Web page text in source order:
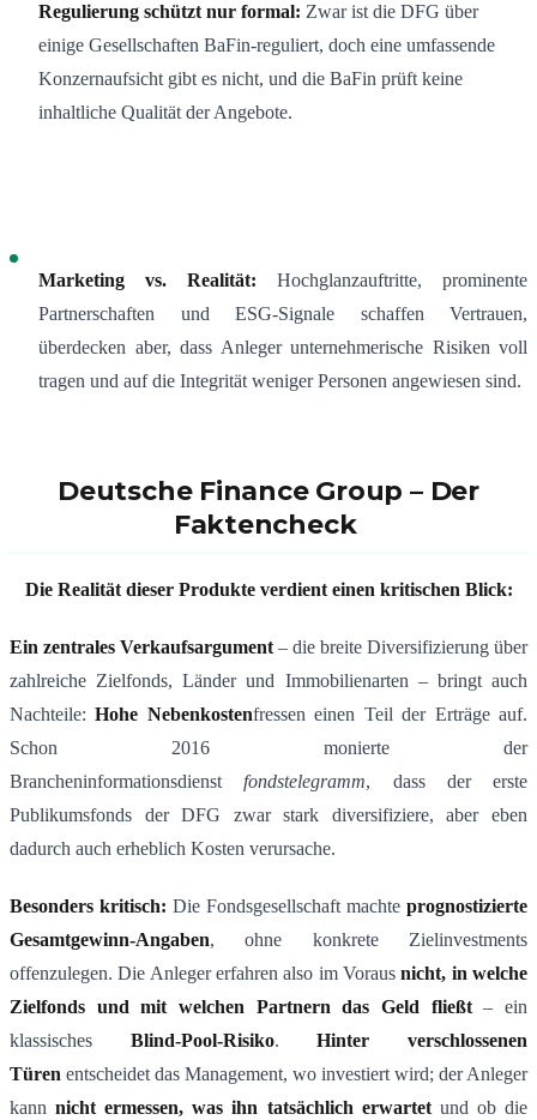
Regulierung schützt nur formal: Zwar ist die DFG über
einige Gesellschaften BaFin-reguliert, doch eine umfassende
Konzernaufsicht gibt es nicht, und die BaFin prüft keine
inhaltliche Qualität der Angebote.
Marketing vs. Realität: Hochglanzauftritte, prominente
Partnerschaften und ESG-Signale schaffen Vertrauen,
überdecken aber, dass Anleger unternehmerische Risiken voll
tragen und auf die Integrität weniger Personen angewiesen sind.
Deutsche Finance Group – Der
Faktencheck
Die Realität dieser Produkte verdient einen kritischen Blick:
Ein zentrales Verkaufsargument – die breite Diversifizierung über
zahlreiche Zielfonds, Länder und Immobilienarten – bringt auch
Nachteile:Hohe Nebenkostenfressen einen Teil der Erträge auf.
Schon 2016 monierte der
Brancheninformationsdienstfondstelegramm, dass der erste
Publikumsfonds der DFG zwar stark diversifiziere, aber eben
dadurch auch erheblich Kosten verursache​.
Besonders kritisch: Die Fondsgesellschaft machte prognostizierte
Gesamtgewinn-Angaben, ohne konkrete Zielinvestments
offenzulegen. Die Anleger erfahren also im Vorausnicht, in welche
Zielfonds und mit welchen Partnern das Geld fließt– ein
klassisches Blind-Pool-Risiko​.Hinter verschlossenen
Türen entscheidet das Management, wo investiert wird; der Anleger
kannnicht ermessen, was ihn tatsächlich erwartetund ob die